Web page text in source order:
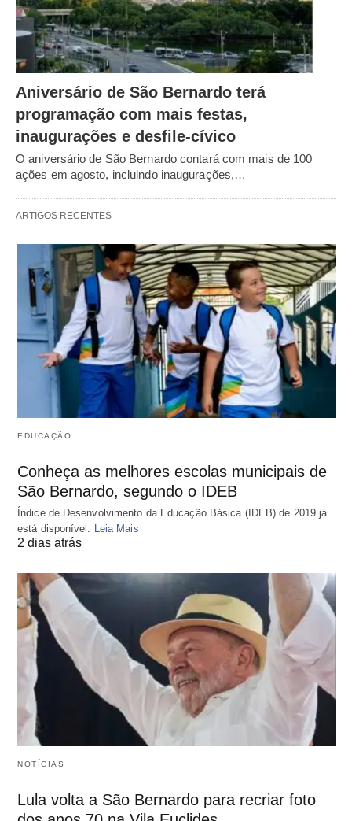
Aniversário de São Bernardo terá
programação com mais festas,
inaugurações e desfile-cívico
O aniversário de São Bernardo contará com mais de 100
ações em agosto, incluindo inaugurações,…
ARTIGOS RECENTES
EDUCAÇÃO
Conheça as melhores escolas municipais de
São Bernardo, segundo o IDEB
Índice de Desenvolvimento da Educação Básica (IDEB) de 2019 já
está disponível.
Leia Mais
2 dias atrás
NOTÍCIAS
Lula volta a São Bernardo para recriar foto